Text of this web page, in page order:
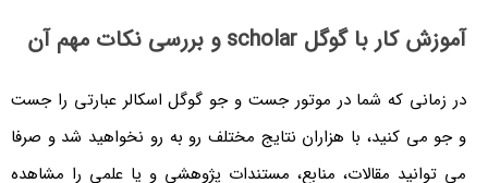
آموزش کار با گوگل scholar و بررسی نکات مهم آن
در زمانی که شما در موتور جست و جو گوگل اسکالر عبارتی را جست
و جو می کنید، با هزاران نتایج مختلف رو به رو نخواهید شد و صرفا
می توانید مقالات، منابع، مستندات پژوهشی و یا علمی را مشاهده